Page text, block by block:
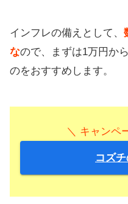
インフレの備えとして、
なので、まずは1万円か
のをおすすめします。
＼ キャンペ
コズ